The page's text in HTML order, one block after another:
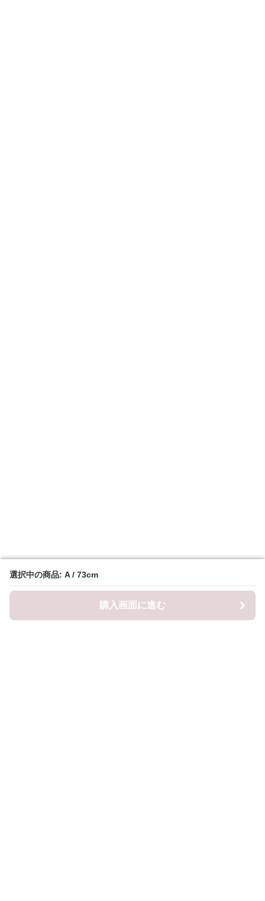
選択中の商品: A / 73cm
購入画面に進む
選択中の商品: A / 73cm
購入画面に進む